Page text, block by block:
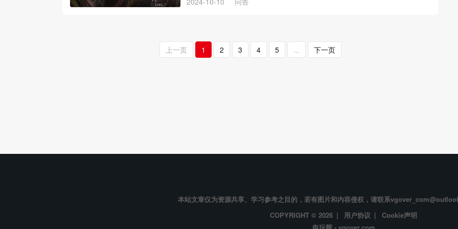
上一页 1 2 3 4 5 ... 下一页
本站文章仅为资源共享、学习参考之目的，若有图片和内容侵权，请联系
COPYRIGHT © 2026 | 用户协议 | Cookie声明